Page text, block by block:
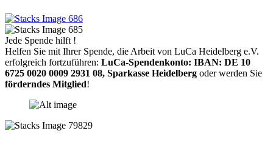
Jede Spende hilft !
Helfen Sie mit Ihrer Spende, die Arbeit von LuCa Heidelberg e.V.
erfolgreich fortzuführen: LuCa-Spendenkonto: IBAN: DE 10
6725 0020 0009 2931 08, Sparkasse Heidelberg oder werden Sie
förderndes Mitglied!